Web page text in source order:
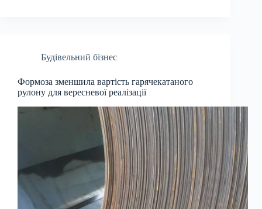
Будівельний бізнес
Формоза зменшила вартість гарячекатаного
рулону для вересневої реалізації